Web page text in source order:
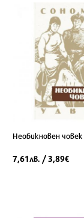
Необикновен човек
7,61лв. / 3,89€